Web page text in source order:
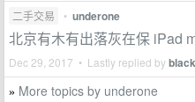
二手交易 • underone
北京有木有出落灰在保 iPad
Dec 29, 2017 • Lastly replied by
» More topics by underone